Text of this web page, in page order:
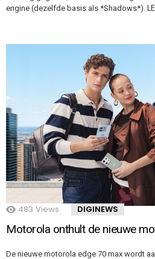
engine (dezelfde basis als *Shadows*).
483 Views DIGINEWS
Motorola onthult de nieuwe
De nieuwe motorola edge 70 max wordt